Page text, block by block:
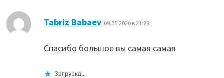
Tabriz Babaev: 09.05.2020 в 21:28
Спасибо большое вы самая самая
Загрузка...